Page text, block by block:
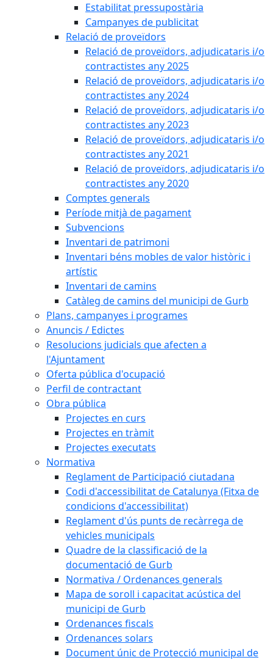
Estabilitat pressupostària
Campanyes de publicitat
Relació de proveïdors
Relació de proveïdors, adjudicataris i/o
contractistes any 2025
Relació de proveïdors, adjudicataris i/o
contractistes any 2024
Relació de proveïdors, adjudicataris i/o
contractistes any 2023
Relació de proveïdors, adjudicataris i/o
contractistes any 2021
Relació de proveïdors, adjudicataris i/o
contractistes any 2020
Comptes generals
Període mitjà de pagament
Subvencions
Inventari de patrimoni
Inventari béns mobles de valor històric i
artístic
Inventari de camins
Catàleg de camins del municipi de Gurb
Plans, campanyes i programes
Anuncis / Edictes
Resolucions judicials que afecten a
l'Ajuntament
Oferta pública d'ocupació
Perfil de contractant
Obra pública
Projectes en curs
Projectes en tràmit
Projectes executats
Normativa
Reglament de Participació ciutadana
Codi d'accessibilitat de Catalunya (Fitxa de
condicions d'accessibilitat)
Reglament d'ús punts de recàrrega de
vehicles municipals
Quadre de la classificació de la
documentació de Gurb
Normativa / Ordenances generals
Mapa de soroll i capacitat acústica del
municipi de Gurb
Ordenances fiscals
Ordenances solars
Document únic de Protecció municipal de